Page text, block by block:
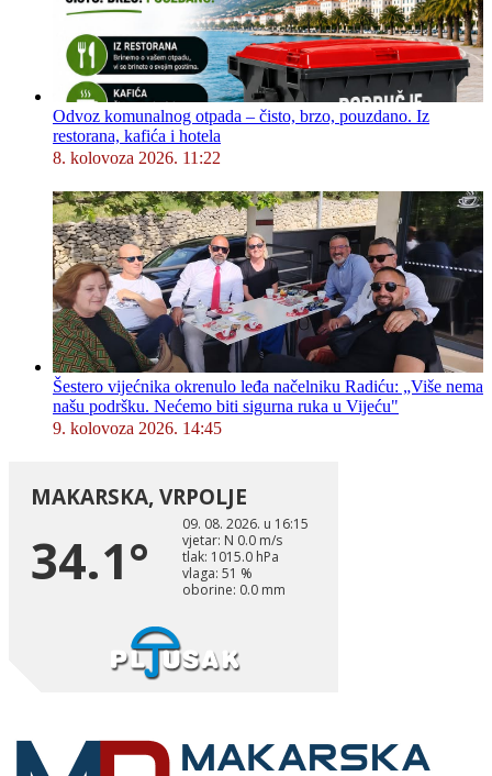
Odvoz komunalnog otpada – čisto, brzo, pouzdano. Iz
restorana, kafića i hotela
8. kolovoza 2026. 11:22
Šestero vijećnika okrenulo leđa načelniku Radiću: „Više nema
našu podršku. Nećemo biti sigurna ruka u Vijeću"
9. kolovoza 2026. 14:45